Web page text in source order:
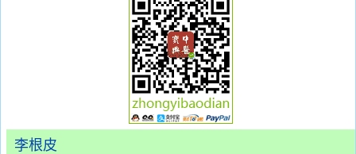
李根皮